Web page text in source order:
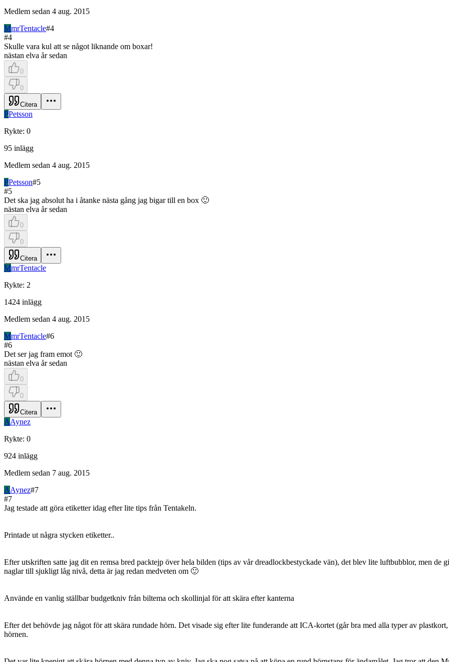
Medlem sedan 4 aug. 2015
MmrTentacle#4
#4
Skulle vara kul att se något liknande om boxar!
nästan elva år sedan
0
0
Citera
PPetsson
Rykte: 0
95 inlägg
Medlem sedan 4 aug. 2015
PPetsson#5
#5
Det ska jag absolut ha i åtanke nästa gång jag bigar till en box 🙂
nästan elva år sedan
0
0
Citera
MmrTentacle
Rykte: 2
1424 inlägg
Medlem sedan 4 aug. 2015
MmrTentacle#6
#6
Det ser jag fram emot 🙂
nästan elva år sedan
0
0
Citera
AAynez
Rykte: 0
924 inlägg
Medlem sedan 7 aug. 2015
AAynez#7
#7
Jag testade att göra etiketter idag efter lite tips från Tentakeln.
Printade ut några stycken etiketter..
Efter utskriften satte jag dit en remsa bred packtejp över hela bilden (tips av vår dreadlockbestyckade vän), det blev lite luftbubblor, men de
naglar till sjukligt låg nivå, detta är jag redan medveten om 🙂
Använde en vanlig ställbar budgetkniv från biltema och skollinjal för att skära efter kanterna
Efter det behövde jag något för att skära rundade hörn. Det visade sig efter lite funderande att ICA-kortet (går bra med alla typer av
hörnen.